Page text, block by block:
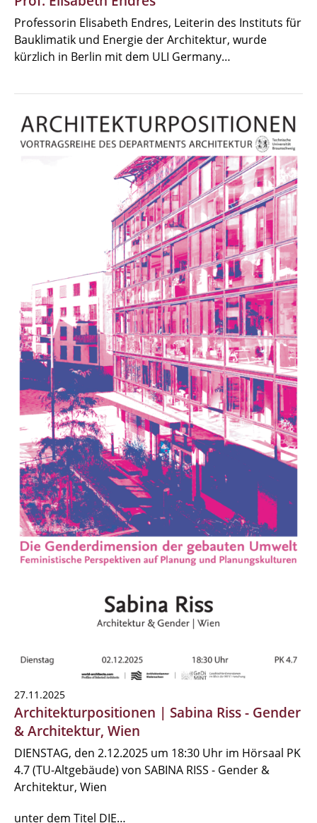
Professorin Elisabeth Endres, Leiterin des Instituts für
Bauklimatik und Energie der Architektur, wurde
kürzlich in Berlin mit dem ULI Germany…
27.11.2025
Architekturpositionen | Sabina Riss - Gender
& Architektur, Wien
DIENSTAG, den 2.12.2025 um 18:30 Uhr im Hörsaal PK
4.7 (TU-Altgebäude) von SABINA RISS - Gender &
Architektur, Wien
unter dem Titel DIE…